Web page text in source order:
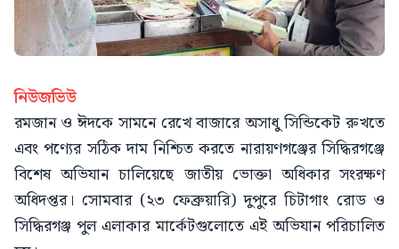
নিউজভিউ
রমজান ও ঈদকে সামনে রেখে বাজারে অসাধু সিন্ডিকেট রুখতে
এবং পণ্যের সঠিক দাম নিশ্চিত করতে নারায়ণগঞ্জের সিদ্ধিরগঞ্জে
বিশেষ অভিযান চালিয়েছে জাতীয় ভোক্তা অধিকার সংরক্ষণ
অধিদপ্তর। সোমবার (২৩ ফেব্রুয়ারি) দুপুরে চিটাগাং রোড ও
সিদ্ধিরগঞ্জ পুল এলাকার মার্কেটগুলোতে এই অভিযান পরিচালিত